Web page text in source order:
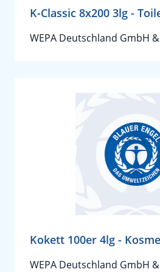
K-Classic 8x200 3lg -
WEPA Deutschland GmbH &
Kokett 100er 4lg -
WEPA Deutschland GmbH &